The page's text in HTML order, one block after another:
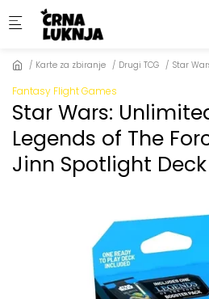
Skip to main content
Karte za zbiranje Drugi TCG Star
Fantasy Flight Games
Star Wars:
Legends of The
Jinn Spotlight Deck